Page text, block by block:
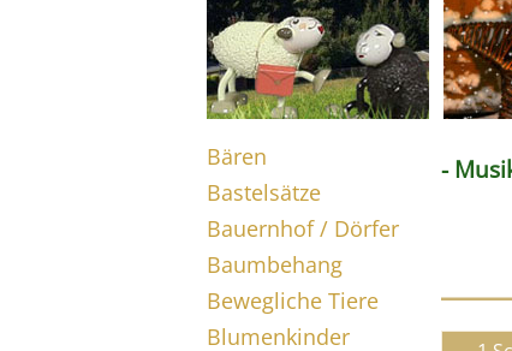
Bären
Bastelsätze
Bauernhof / Dörfer
Baumbehang
Bewegliche Tiere
Blumenkinder
-